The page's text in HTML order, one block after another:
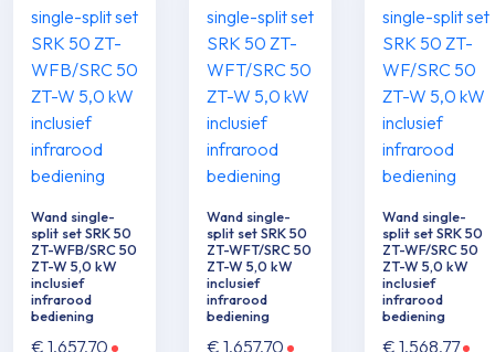
Wand single-
split set SRK 50
ZT-WFB/SRC 50
ZT-W 5,0 kW
inclusief
infrarood
bediening
€ 1.657,70
Wand single-
split set SRK 50
ZT-WFT/SRC 50
ZT-W 5,0 kW
inclusief
infrarood
bediening
€ 1.657,70
Wand single-
split set SRK 50
ZT-WF/SRC 50
ZT-W 5,0 kW
inclusief
infrarood
bediening
€ 1.568,77